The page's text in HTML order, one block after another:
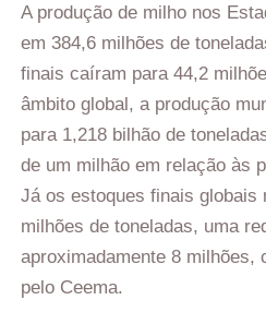
A produção de milho nos
em 384,6 milhões de
finais caíram para 44,2
âmbito global, a produção
para 1,218 bilhão de
de um milhão em relação às
Já os estoques finais globais
milhões de toneladas, uma
aproximadamente 8 milhões,
pelo Ceema.